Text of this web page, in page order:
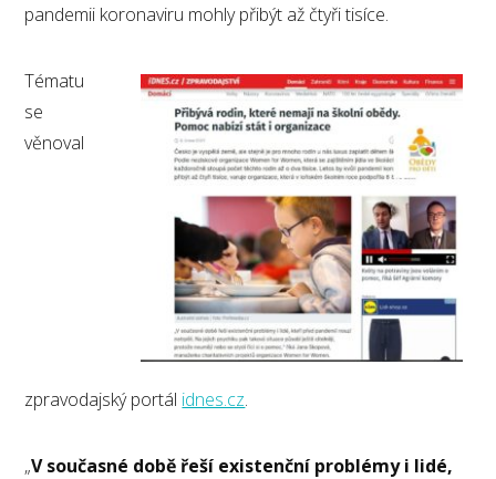
pandemii koronaviru mohly přibýt až čtyři tisíce.
Tématu
se
věnoval
zpravodajský portál idnes.cz.
„V současné době řeší existenční problémy i lidé,